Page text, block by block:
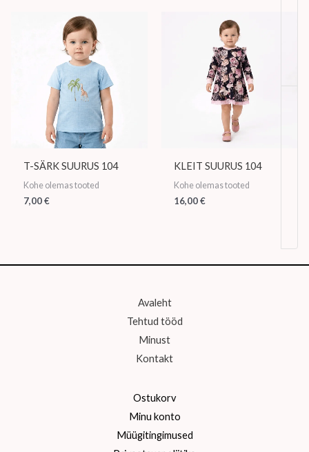
T-SÄRK SUURUS 104
Kohe olemas tooted
7,00€
KLEIT SUURUS 104
Kohe olemas tooted
16,00€
Avaleht
Tehtud tööd
Minust
Kontakt
Ostukorv
Minu konto
Müügitingimused